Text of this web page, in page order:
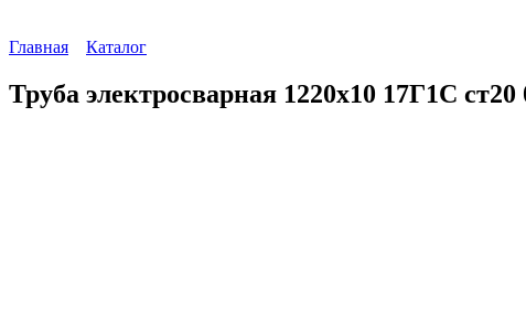
Главная Каталог
Труба электросварная 1220х10 17Г1С